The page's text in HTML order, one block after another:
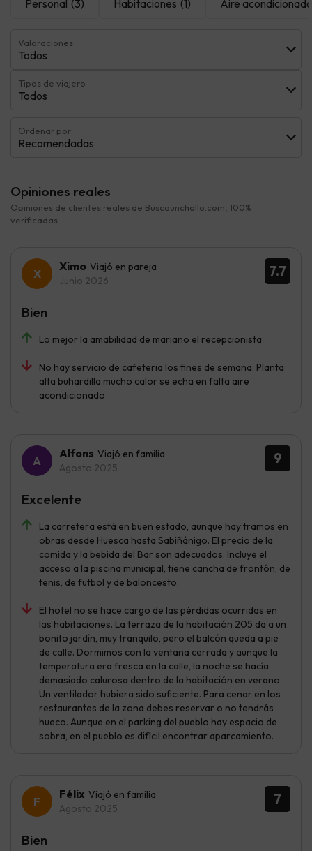
Personal (3) Habitaciones (1) Aire acondicionado
Valoraciones
Todos
Tipos de viajero
Todos
Ordenar por:
Recomendadas
Opiniones reales
Opiniones de clientes reales de Buscounchollo.com, 100%
verificadas.
7.7
Ximo Viajó en pareja
Junio 2026
Lo mejor la amabilidad de mariano el recepcionista
No hay servicio de cafeteria los fines de semana. Planta
alta buhardilla mucho calor se echa en falta aire
acondicionado
Bien
9
Alfons Viajó en familia
Agosto 2025
La carretera está en buen estado, aunque hay tramos en
obras desde Huesca hasta Sabiñánigo. El precio de la
comida y la bebida del Bar son adecuados. Incluye el
acceso a la piscina municipal, tiene cancha de frontón, de
tenis, de futbol y de baloncesto.
El hotel no se hace cargo de las pérdidas ocurridas en
las habitaciones. La terraza de la habitación 205 da a un
bonito jardín, muy tranquilo, pero el balcón queda a pie
de calle. Dormimos con la ventana cerrada y aunque la
temperatura era fresca en la calle, la noche se hacía
demasiado calurosa dentro de la habitación en verano.
Un ventilador hubiera sido suficiente. Para cenar en los
restaurantes de la zona debes reservar o no tendrás
hueco. Aunque en el parking del pueblo hay espacio de
sobra, en el pueblo es difícil encontrar aparcamiento.
Excelente
7
Félix Viajó en familia
Agosto 2025
Bien